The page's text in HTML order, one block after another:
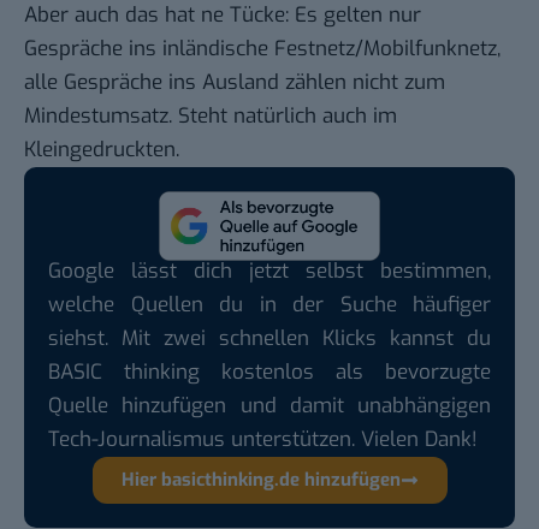
Aber auch das hat ne Tücke: Es gelten nur
Gespräche ins inländische Festnetz/Mobilfunknetz,
alle Gespräche ins Ausland zählen nicht zum
Mindestumsatz. Steht natürlich auch im
Kleingedruckten.
Google lässt dich jetzt selbst bestimmen,
welche Quellen du in der Suche häufiger
siehst. Mit zwei schnellen Klicks kannst du
BASIC thinking kostenlos als bevorzugte
Quelle hinzufügen und damit unabhängigen
Tech-Journalismus unterstützen. Vielen Dank!
Hier basicthinking.de hinzufügen